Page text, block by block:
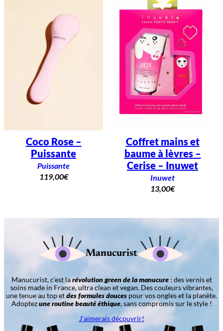
Coco Rose –
Puissante
Puissante
119,00€
Coffret mains et
baume à lèvres –
Cerise – Inuwet
Inuwet
13,00€
Manucurist
Manucurist, c’est larévolution green de la manucure: des vernis et
soins made in France, ultra clean et vegan. Des couleurs vibrantes,
une tenue au top etdes formules douces pour vos ongles et la planète.
Adoptezune routine beauté éthique, sans compromis sur le style !
J’aimerais découvrir!